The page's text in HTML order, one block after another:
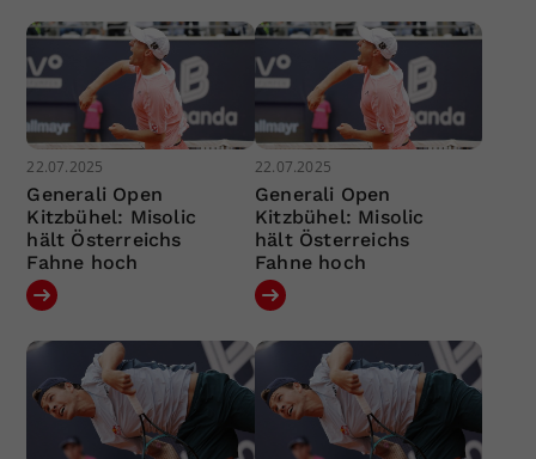
22.07.2025
Generali Open
Kitzbühel: Misolic
hält Österreichs
Fahne hoch
22.07.2025
Generali Open
Kitzbühel: Misolic
hält Österreichs
Fahne hoch